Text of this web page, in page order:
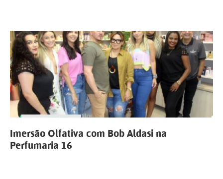
Imersão Olfativa com Bob Aldasi na
Perfumaria 16